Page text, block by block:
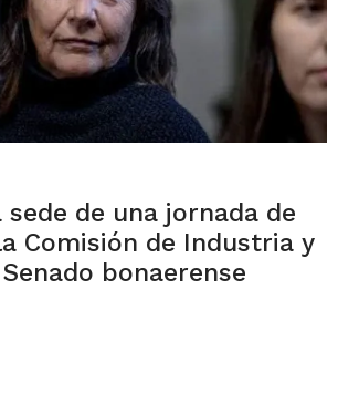
sede de una jornada de
Comisión de Industria y
bonaerense